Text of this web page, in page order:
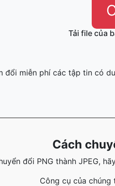
Tải file của
đổi miễn phí các tập tin có
Cách
đổi PNG thành JPEG,
Công cụ của chúng